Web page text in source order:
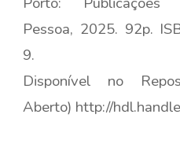
Pessoa, 2025. 92p.
9.
Disponível no
Aberto) http://